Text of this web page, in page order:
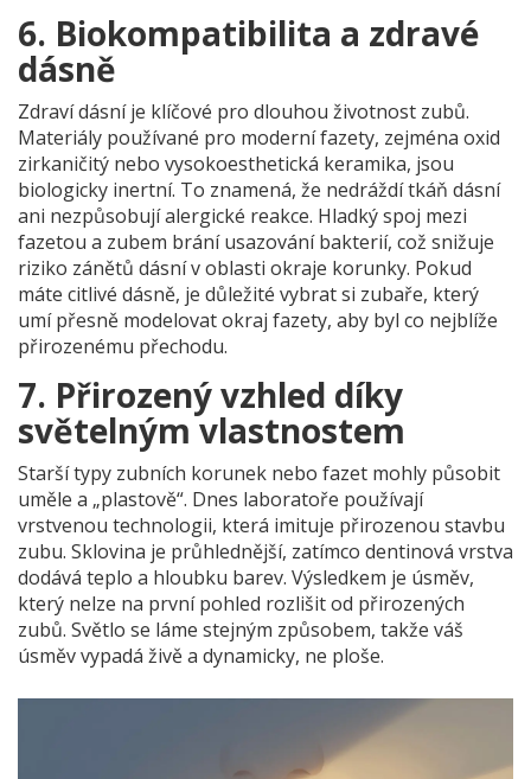
6. Biokompatibilita a zdravé
dásně
Zdraví dásní je klíčové pro dlouhou životnost zubů.
Materiály používané pro moderní fazety, zejména oxid
zirkaničitý nebo vysokoesthetická keramika, jsou
biologicky inertní. To znamená, že nedráždí tkáň dásní
ani nezpůsobují alergické reakce. Hladký spoj mezi
fazetou a zubem brání usazování bakterií, což snižuje
riziko zánětů dásní v oblasti okraje korunky. Pokud
máte citlivé dásně, je důležité vybrat si zubaře, který
umí přesně modelovat okraj fazety, aby byl co nejblíže
přirozenému přechodu.
7. Přirozený vzhled díky
světelným vlastnostem
Starší typy zubních korunek nebo fazet mohly působit
uměle a „plastově“. Dnes laboratoře používají
vrstvenou technologii, která imituje přirozenou stavbu
zubu. Sklovina je průhlednější, zatímco dentinová vrstva
dodává teplo a hloubku barev. Výsledkem je úsměv,
který nelze na první pohled rozlišit od přirozených
zubů. Světlo se láme stejným způsobem, takže váš
úsměv vypadá živě a dynamicky, ne ploše.